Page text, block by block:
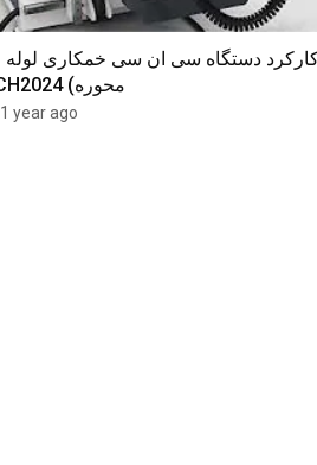
محوره) BUMATECH2024
1 year ago